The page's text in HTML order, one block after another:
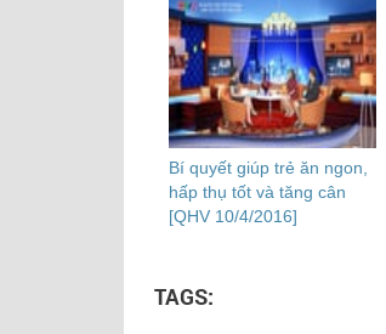
Bí quyết giúp trẻ ăn ngon,
hấp thụ tốt và tăng cân
[QHV 10/4/2016]
TAGS: